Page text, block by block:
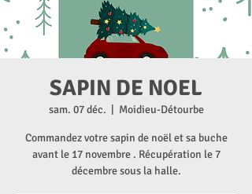
SAPIN DE NOEL
sam. 07 déc. Moidieu-Détourbe
Commandez votre sapin de noël et sa buche
avant le 17 novembre . Récupération le 7
décembre sous la halle.